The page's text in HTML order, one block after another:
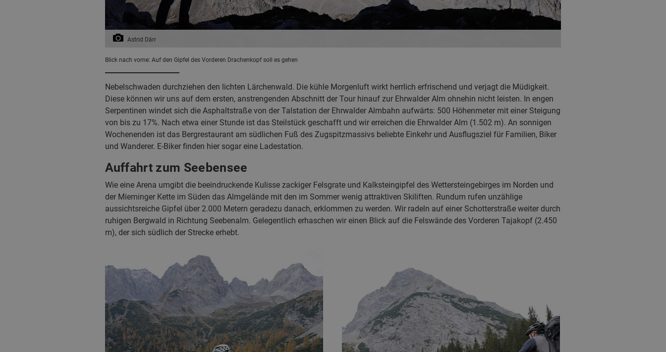
Astrid Därr
Blick nach vorne: Auf den Gipfel des Vorderen Drachenkopf soll es gehen
Nebelschwaden durchziehen den lichten Lärchenwald. Die kühle Morgenluft wirkt herrlich erfrischend und verjagt die Müdigkeit.
Diese können wir uns auf dem ersten, anstrengenden Abschnitt der Tour hinauf zur Ehrwalder Alm ohnehin nicht leisten. In engen
Serpentinen windet sich die Asphaltstraße von der Talstation der Ehrwalder Almbahn aufwärts: 500 Höhenmeter mit einer Steigung
von bis zu 17%. Nach etwa einer Stunde ist das Steilstück geschafft und wir erreichen die Ehrwalder Alm (1.502 m). An sonnigen
Wochenenden ist das Bergrestaurant am südlichen Fuß des Zugspitzmassivs beliebte Einkehr und Ausflugsziel für Familien, Biker
und Wanderer. E-Biker finden hier sogar eine Ladestation.
Auffahrt zum Seebensee
Wie eine Arena umgibt die beeindruckende Kulisse zackiger Felsgrate und Kalksteingipfel des Wettersteingebirges im Norden und
der Mieminger Kette im Süden das Almgelände mit den im Sommer wenig attraktiven Skiliften. Rundum rufen unzählige
aussichtsreiche Gipfel über 2.000 Metern geradezu danach, erklommen zu werden. Wir radeln auf einer Schotterstraße weiter durch
ruhigen Bergwald in Richtung Seebenalm. Gelegentlich erhaschen wir einen Blick auf die Felswände des Vorderen Tajakopf (2.450
m), der sich südlich der Strecke erhebt.